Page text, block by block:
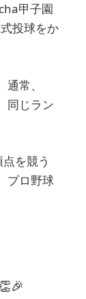
甲子園
投球をか
常、
同じラン
を競う
プロ野球